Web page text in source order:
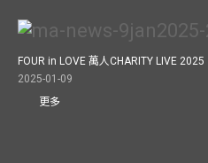
FOUR in LOVE 萬人CHARITY LIVE 2025
2025-01-09
更多